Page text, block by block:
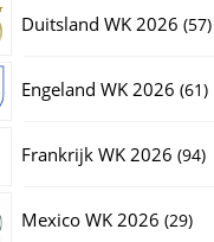
Duitsland WK 2026 5757
Engeland WK 2026 6161
Frankrijk WK 2026 9494
Mexico WK 2026 2929